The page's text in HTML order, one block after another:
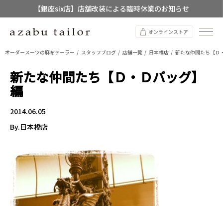
【店舗限定】レディースオーダースーツ
8/12~8/16 夏季休業のお知らせ
オンラインストア
オーダースーツの麻布テーラー スタッフブログ 店舗一覧 日本橋店 新たな仲間たち【Ｄ
新たな仲間たち【Ｄ・Ｄバッグ】
編
2014.06.05
By.日本橋店